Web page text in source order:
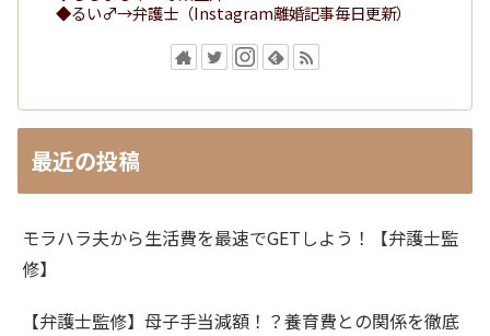
◆るい♂→弁護士（Instagram離婚記事毎日更新）
最近の投稿
モラハラ夫から生活費を最速でGETしよう！【弁護士監
修】
【弁護士監修】母子手当減額！？養育費との関係を徹底